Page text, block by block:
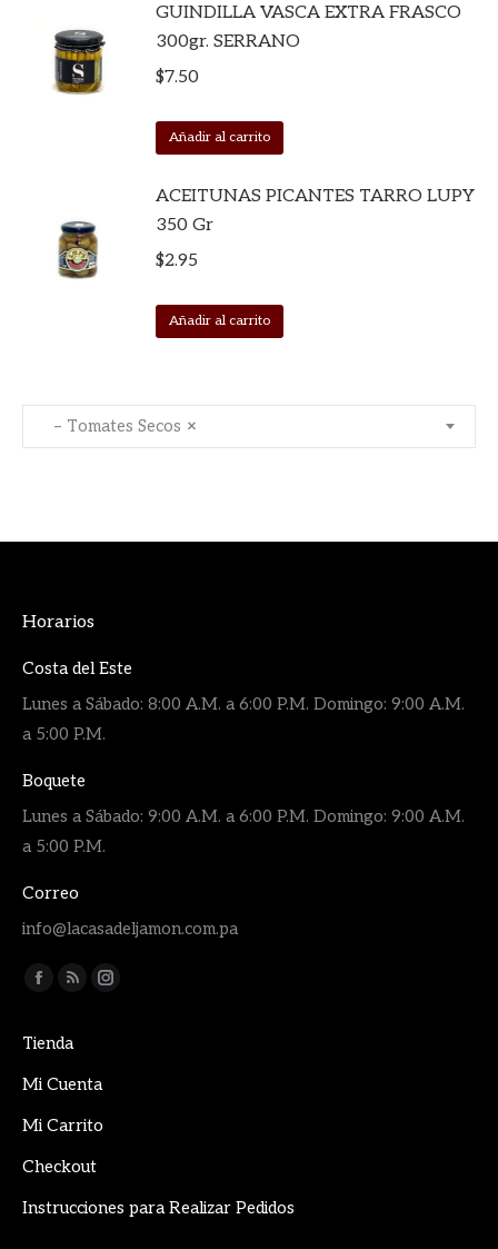
GUINDILLA VASCA EXTRA FRASCO
300gr. SERRANO
$7.50
Añadir al carrito
ACEITUNAS PICANTES TARRO LUPY
350 Gr
$2.95
Añadir al carrito
×
– Tomates Secos
Horarios
Costa del Este
Lunes a Sábado: 8:00 A.M. a 6:00 P.M. Domingo: 9:00 A.M.
a 5:00 P.M.
Boquete
Lunes a Sábado: 9:00 A.M. a 6:00 P.M. Domingo: 9:00 A.M.
a 5:00 P.M.
Correo
info@lacasadeljamon.com.pa
Encuéntranos en:
Facebook
opens
in
window
Rss
opens
in
window
Instagram
Tienda
Mi Cuenta
Mi Carrito
Checkout
Instrucciones para Realizar Pedidos